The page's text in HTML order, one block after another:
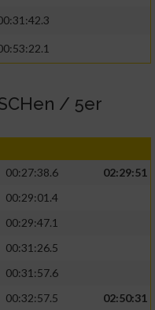
/ 5er
00:27:38.6
02:29:51
00:29:01.4
00:29:47.1
00:31:26.5
00:31:57.6
00:32:57.5
02:50:31